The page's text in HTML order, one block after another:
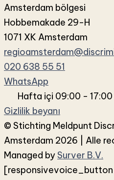
Amsterdam bölgesi
Hobbemakade 29-H
1071 XK Amsterdam
020 638 55 51
WhatsApp
Hafta içi 09:00 - 17:00
Gizlilik beyanı
© Stichting Meldpunt
Amsterdam 2026 | Alle
Managed bySurver B.V.
[responsivevoice_button